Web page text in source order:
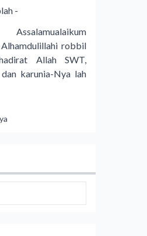
-
robbil
Allah SWT,
karunia-Nya lah